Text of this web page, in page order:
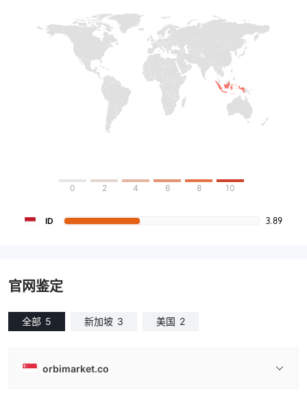
0 2 4 6 8 10
ID 3.89
官网鉴定
全部 5 新加坡 3 美国 2
orbimarket.co